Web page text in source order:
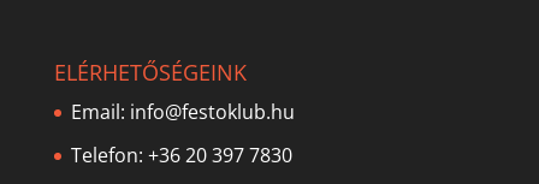
ELÉRHETŐSÉGEINK
Email: info@festoklub.hu
Telefon: +36 20 397 7830